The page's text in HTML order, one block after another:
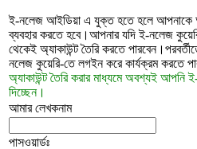
ই-নলেজ আইডিয়া এ যুক্ত হতে হলে আপনাকে
ব্যবহার করতে হবে।আপনার যদি ই-নলেজ
থেকেই অ্যাকাউন্ট তৈরি করতে
নলেজ কুয়েরি-তে লগইন করে কার্যক্রম করতে
অ্যাকাউন্ট তৈরি করার মাধ্যমে অবশ্যই আপনি
দিচ্ছেন।
আমার লেখকনাম
পাসওয়ার্ডঃ